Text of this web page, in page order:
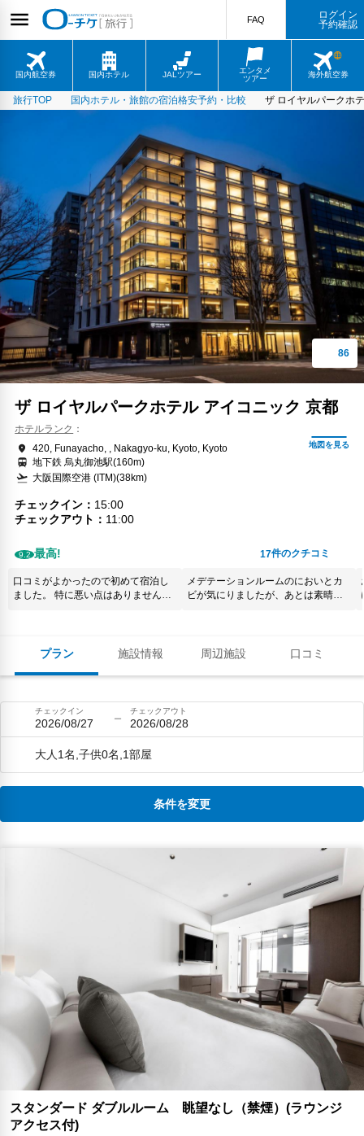
国内航空券 国内ホテル JALツアー
エンタメ
ツアー
海外航空券
FAQ
ログイン
予約確認
旅行TOP 国内ホテル・旅館の宿泊格安予約・比較 ザ ロイヤルパークホ
プラン 施設情報 周辺施設 口コミ
ザ ロイヤルパークホテル アイコニック 京都
ホテルランク
420, Funayacho, , Nakagyo-ku, Kyoto, Kyoto
地下鉄 烏丸御池駅(160m)
大阪国際空港 (ITM)(38km)
チェックイン
15:00
チェックアウト
11:00
9.2 最高! 17件のクチコミ
口コミがよかったので初めて宿泊し
ました。 特に悪い点はありません
メデテーションルームのにおいとカ
ビが気にりましたが、あとは素晴ら
チェックイン
2026/08/27
チェックアウト
2026/08/28
大人1名,子供0名,1部屋
条件を変更
スタンダード ダブルルーム 眺望なし（禁煙）(ラウンジ
アクセス付)